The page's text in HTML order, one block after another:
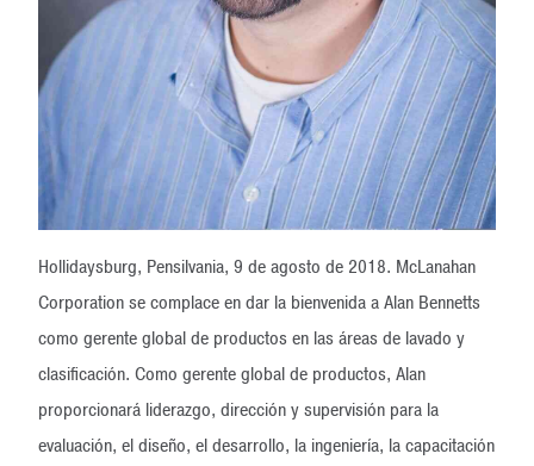
Hollidaysburg, Pensilvania, 9 de agosto de 2018. McLanahan
Corporation se complace en dar la bienvenida a Alan Bennetts
como gerente global de productos en las áreas de lavado y
clasificación. Como gerente global de productos, Alan
proporcionará liderazgo, dirección y supervisión para la
evaluación, el diseño, el desarrollo, la ingeniería, la capacitación